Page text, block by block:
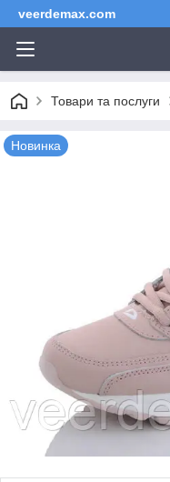
veerdemax.com
Товари та послуги
Новинка